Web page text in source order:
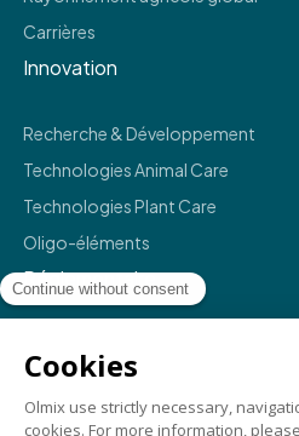
Carrières
Innovation
Recherche & Développement
Technologies Animal Care
Technologies Plant Care
Oligo-éléments
Réglementaire
Politique de confidentialité
Termes et conditions